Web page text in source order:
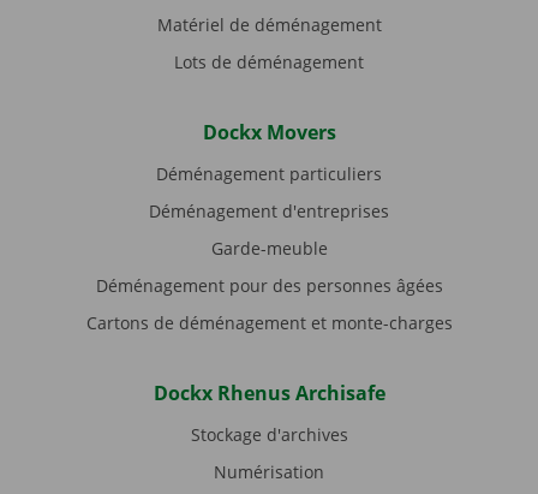
Matériel de déménagement
Lots de déménagement
Dockx Movers
Déménagement particuliers
Déménagement d'entreprises
Garde-meuble
Déménagement pour des personnes âgées
Cartons de déménagement et monte-charges
Dockx Rhenus Archisafe
Stockage d'archives
Numérisation